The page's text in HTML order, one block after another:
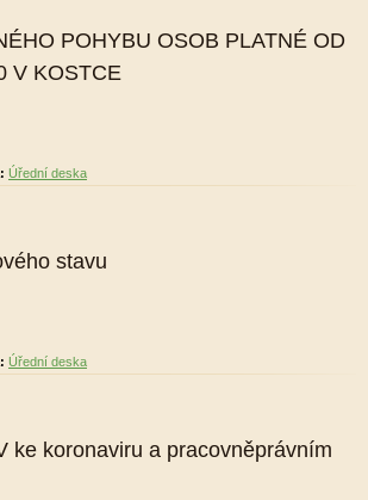
POHYBU OSOB PLATNÉ OD
V KOSTCE
Úřední deska
stavu
Úřední deska
ke koronaviru a pracovněprávním